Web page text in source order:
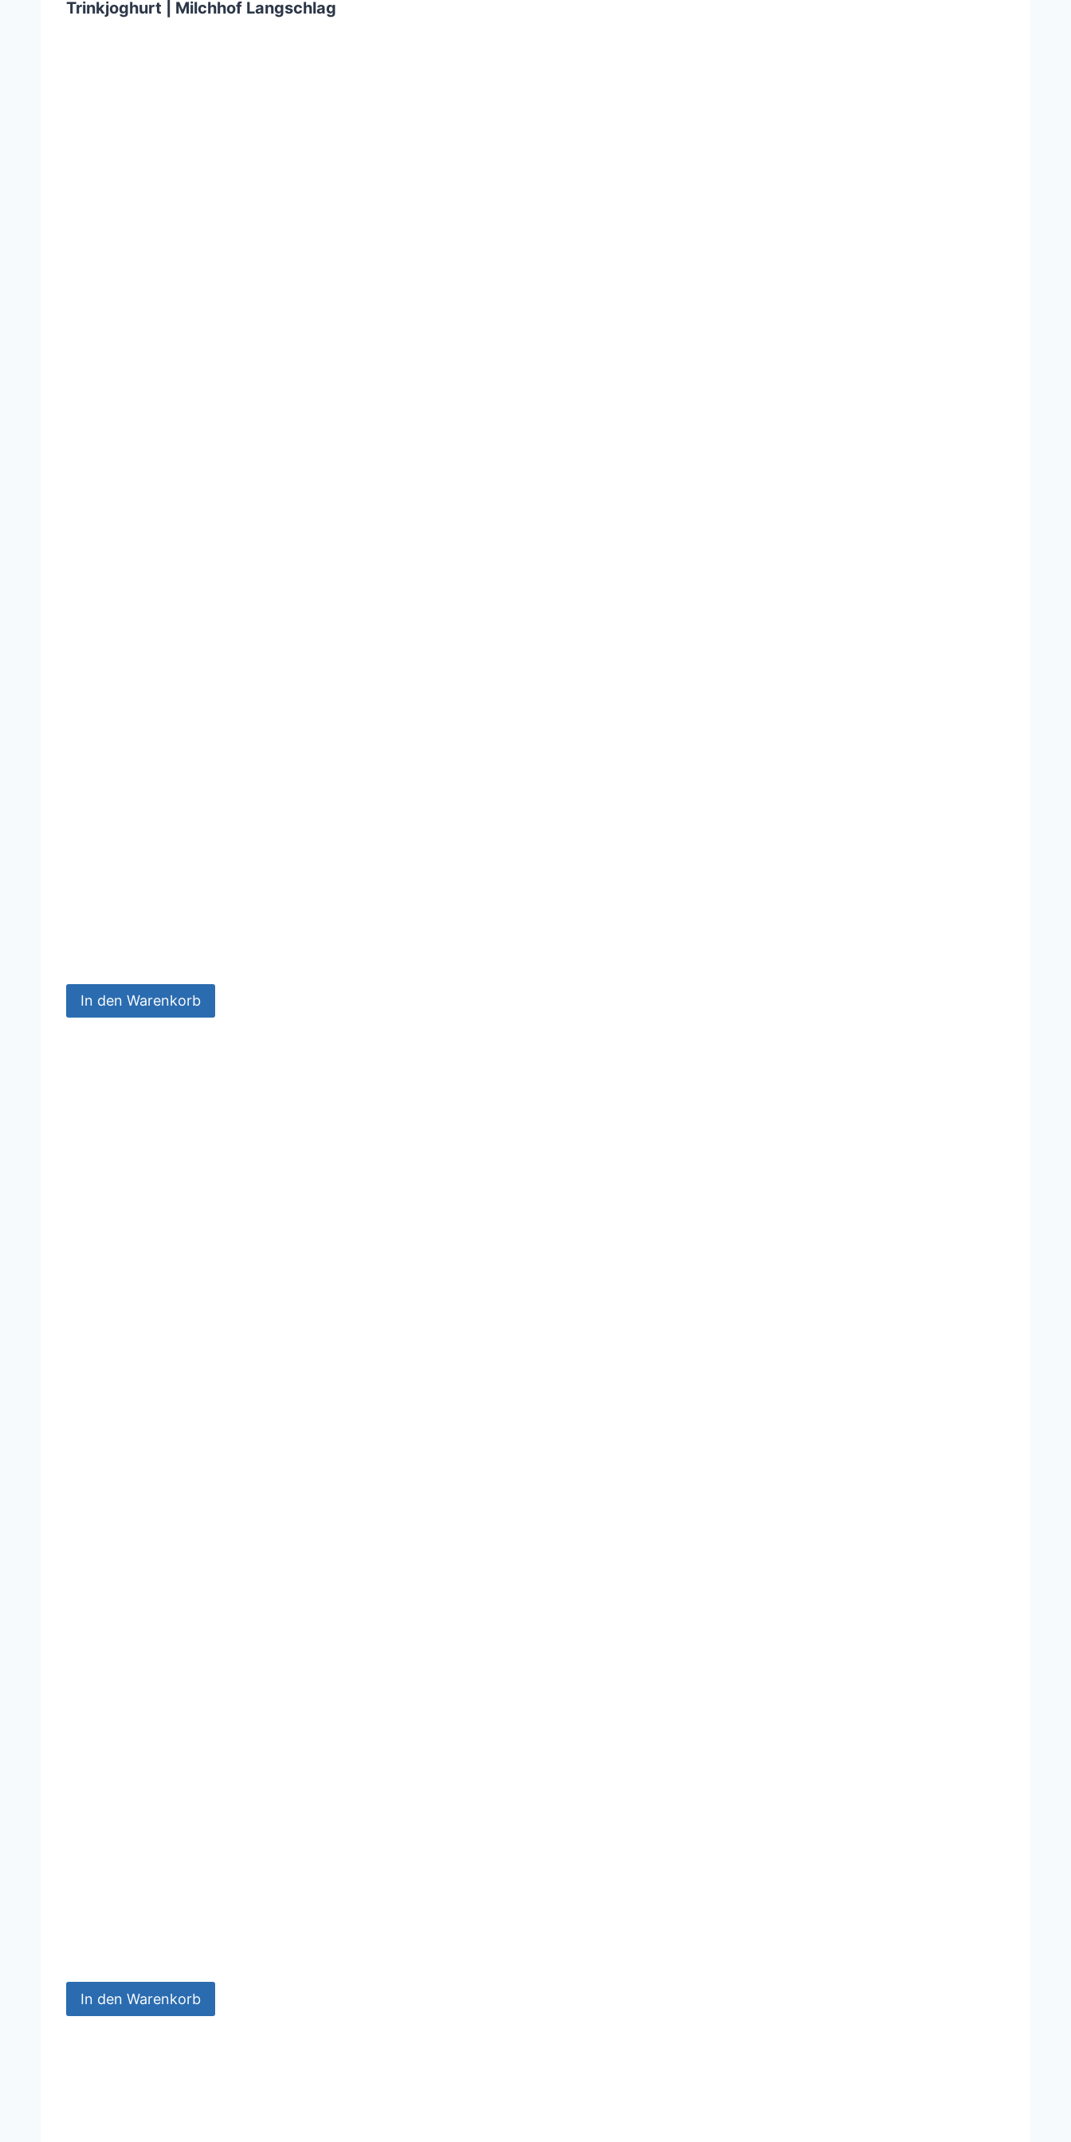
Trinkjoghurt | Milchhof Langschlag
In den Warenkorb
In den Warenkorb